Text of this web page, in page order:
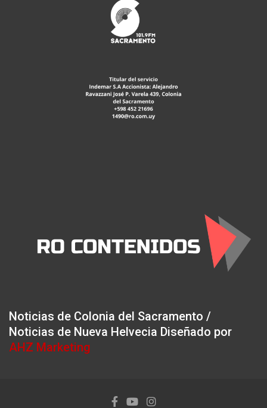
Noticias de Colonia del Sacramento /
Noticias de Nueva Helvecia Diseñado por
AHZ Marketing